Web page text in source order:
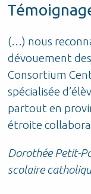
(…) nous
dévouement
Consortium
spécialisée
partout en
étroite
Dorothée Petit-
scolaire